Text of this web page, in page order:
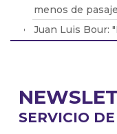
menos de
Juan Luis Bour:
Carlos Attias:
golpe de
SERVICIO